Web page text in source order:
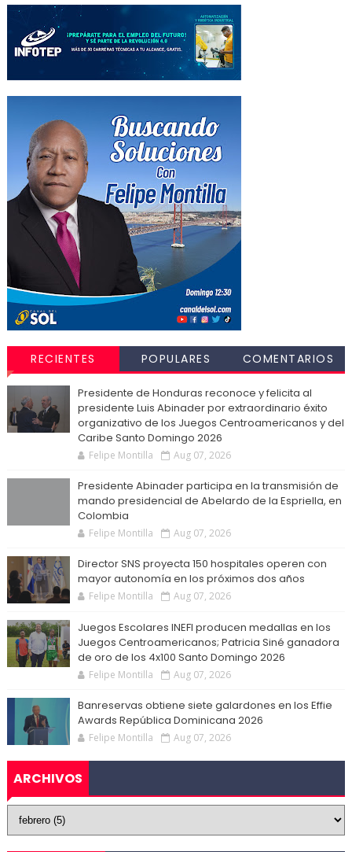
RECIENTES POPULARES COMENTARIOS
Presidente de Honduras reconoce y felicita al
presidente Luis Abinader por extraordinario éxito
organizativo de los Juegos Centroamericanos y del
Caribe Santo Domingo 2026
Felipe Montilla Aug 07, 2026
Presidente Abinader participa en la transmisión de
mando presidencial de Abelardo de la Espriella, en
Colombia
Felipe Montilla Aug 07, 2026
Director SNS proyecta 150 hospitales operen con
mayor autonomía en los próximos dos años
Felipe Montilla Aug 07, 2026
Juegos Escolares INEFI producen medallas en los
Juegos Centroamericanos; Patricia Siné ganadora
de oro de los 4x100 Santo Domingo 2026
Felipe Montilla Aug 07, 2026
Banreservas obtiene siete galardones en los Effie
Awards República Dominicana 2026
Felipe Montilla Aug 07, 2026
ARCHIVOS